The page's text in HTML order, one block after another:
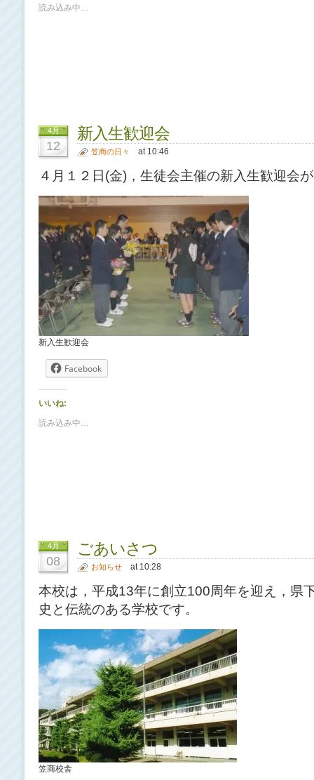
読み込み中…
4月
12
新入生歓迎会
at 10:46
笠商の日々
４月１２日(金)，生徒会主催の新入生歓迎会
新入生歓迎会
Facebook
いいね:
読み込み中…
4月
08
ごあいさつ
at 10:28
お知らせ
本校は，平成13年に創立100周年を迎え，県
史と伝統のある学校です。
笠商校舎